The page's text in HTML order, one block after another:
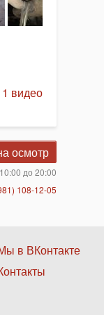
видео
осмотр
до 20:00
108-12-05
в ВКонтакте